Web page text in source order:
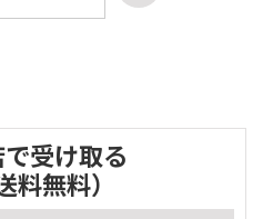
受け取る
料無料）